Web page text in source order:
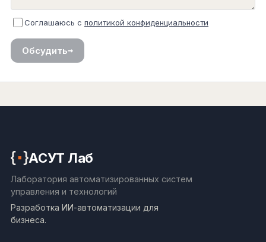
Соглашаюсь с политикой конфиденциальности
Обсудить→
АСУТ Лаб
Лаборатория автоматизированных систем
управления и технологий
Разработка ИИ-автоматизации для
бизнеса.